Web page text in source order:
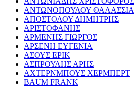
ΑΝΤΩΝΟΠΟΥΛΟΥ ΘΑΛΑΣΣΙΑ
ΑΠΟΣΤΟΛΟΥ ΔΗΜΗΤΡΗΣ
ΑΡΙΣΤΟΦΑΝΗΣ
ΑΡΜΕΝΗΣ ΓΙΩΡΓΟΣ
ΑΡΣΕΝΗ ΕΥΓΕΝΙΑ
ΑΣΟΥΣ ΕΡΙΚ
ΑΣΠΡΟΥΛΗΣ ΑΡΗΣ
ΑΧΤΕΡΝΜΠΟΥΣ ΧΕΡΜΠΕΡΤ
BAUM FRANK